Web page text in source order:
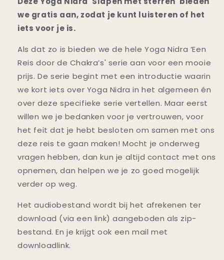
we gratis aan, zodat je kunt luisteren of het
iets voor je is.
Als dat zo is bieden we de hele Yoga Nidra ‘Een
Reis door de Chakra’s' serie aan voor een mooie
prijs. De serie begint met een introductie waarin
we kort iets over Yoga Nidra in het algemeen én
over deze specifieke serie vertellen. Maar eerst
willen we je bedanken voor je vertrouwen, voor
het feit dat je hebt besloten om samen met ons
deze reis te gaan maken! Mocht je onderweg
vragen hebben, dan kun je altijd contact met ons
opnemen, dan helpen we je zo goed mogelijk
verder op weg.
Het audiobestand wordt bij het afrekenen ter
download (via een link) aangeboden als zip-
bestand. En je krijgt ook een mail met
downloadlink.